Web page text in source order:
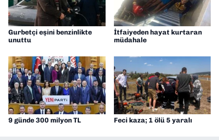
Gurbetçi eşini benzinlikte
unuttu
İtfaiyeden hayat kurtaran
müdahale
9 günde 300 milyon TL Feci kaza; 1 ölü 5 yaralı